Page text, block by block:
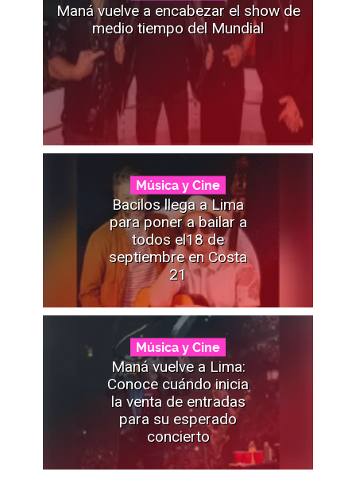
Maná vuelve a encabezar el show de
medio tiempo del Mundial
Música y Cine
Bacilos llega a Lima
para poner a bailar a
todos el18 de
septiembre en Costa
21
Música y Cine
Maná vuelve a Lima:
Conoce cuándo inicia
la venta de entradas
para su esperado
concierto